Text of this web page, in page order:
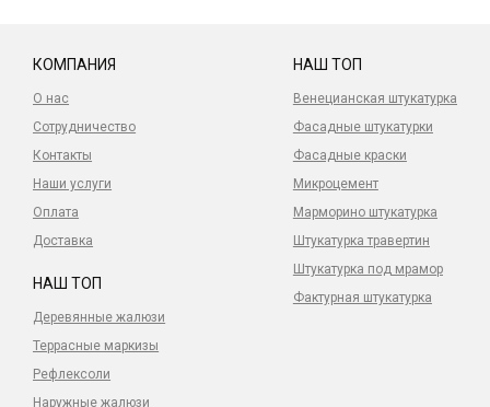
КОМПАНИЯ
О нас
Сотрудничество
Контакты
Наши услуги
Оплата
Доставка
НАШ ТОП
Венецианская штукатурка
Фасадные штукатурки
Фасадные краски
Микроцемент
Марморино штукатурка
Штукатурка травертин
Штукатурка под мрамор
Фактурная штукатурка
НАШ ТОП
Деревянные жалюзи
Террасные маркизы
Рефлексоли
Наружные жалюзи